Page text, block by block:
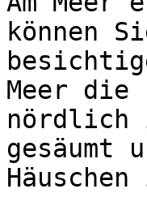
können
Meer
nördlich
gesäumt